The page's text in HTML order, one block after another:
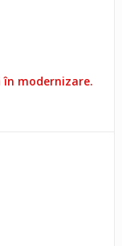
modernizare.